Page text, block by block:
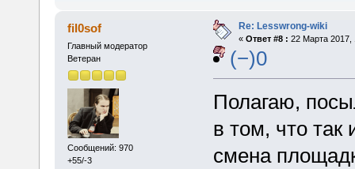
fil0sof
Главный модератор
Ветеран
Сообщений: 970
+55/-3
Re: Lesswrong-wiki
« Ответ #8 : 22 Марта 2017,
(−)0
Полагаю,
в том, что так
смена